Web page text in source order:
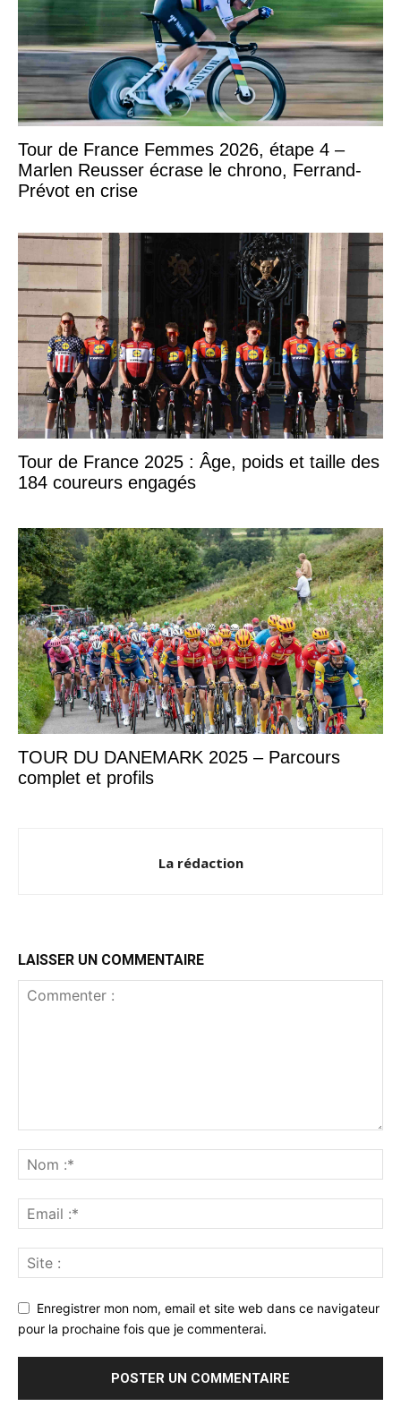
Tour de France Femmes 2026, étape 4 –
Marlen Reusser écrase le chrono, Ferrand-
Prévot en crise
Tour de France 2025 : Âge, poids et taille des
184 coureurs engagés
TOUR DU DANEMARK 2025 – Parcours
complet et profils
La rédaction
LAISSER UN COMMENTAIRE
Enregistrer mon nom, email et site web dans ce navigateur
pour la prochaine fois que je commenterai.